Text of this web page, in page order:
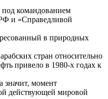
командованием
и «Справедливой
в природных
стран относительно
привело в 1980-х годах к
момент
действующей мировой